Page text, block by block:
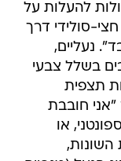
להעלות על
סולידי דרך
נעליים,
בשלל צבעי
תצפית
"אני חובבת
או
השונות,